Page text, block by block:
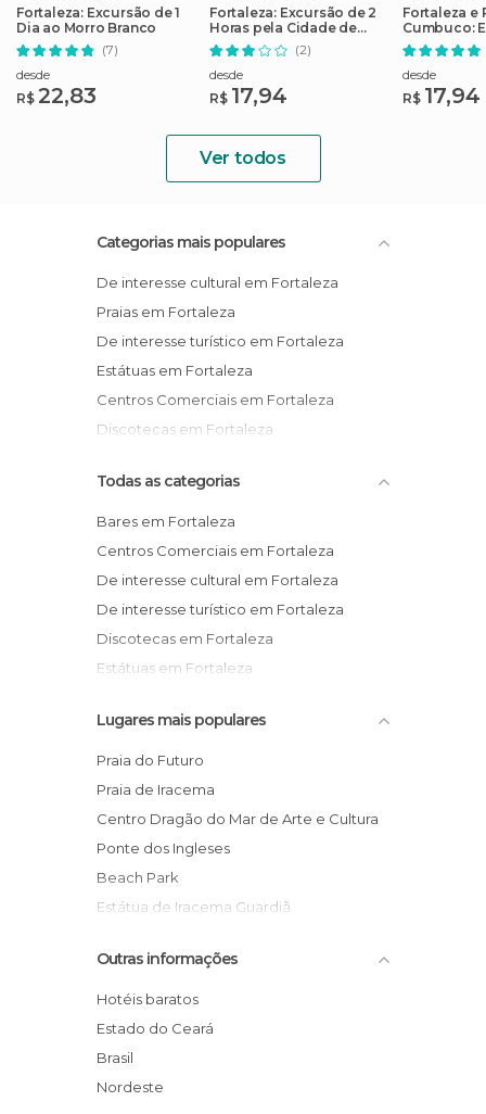
Fortaleza: Excursão de 1
Dia ao Morro Branco
(7)
desde
R$ 22,83
Fortaleza: Excursão de 2
Horas pela Cidade de
Manhã
(2)
desde
R$ 17,94
Fortaleza e
Cumbuco:
Dia
desde
R$ 17,94
Ver todos
Categorias mais populares
De interesse cultural em Fortaleza
Praias em Fortaleza
De interesse turístico em Fortaleza
Estátuas em Fortaleza
Centros Comerciais em Fortaleza
Discotecas em Fortaleza
Todas as categorias
Bares em Fortaleza
Centros Comerciais em Fortaleza
De interesse cultural em Fortaleza
De interesse turístico em Fortaleza
Discotecas em Fortaleza
Estátuas em Fortaleza
Mercados em Fortaleza
Museus em Fortaleza
Praias em Fortaleza
Teatros em Fortaleza
Lugares mais populares
Praia do Futuro
Praia de Iracema
Centro Dragão do Mar de Arte e Cultura
Ponte dos Ingleses
Beach Park
Estátua de Iracema Guardiã
Jardim Japonês de Fortaleza
Aeroporto Internacional de Fortaleza
Shopping Center Iguatemí Fortaleza
Parque do Cocó
Pirata Bar
Outras informações
Hotéis baratos
Estado do Ceará
Brasil
Nordeste